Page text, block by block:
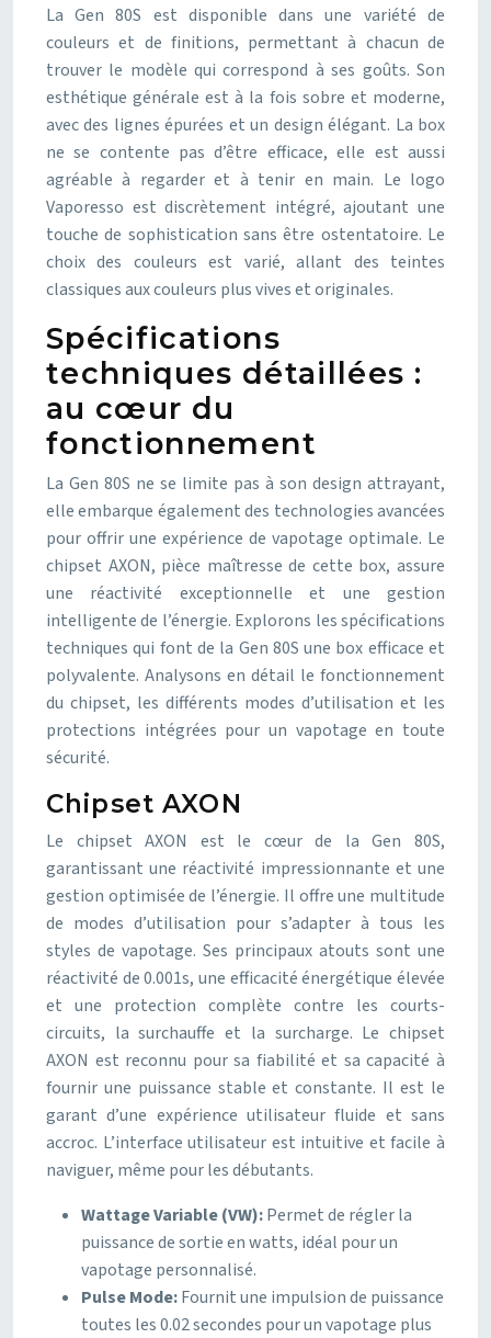
La Gen 80S est disponible dans une variété de
couleurs et de finitions, permettant à chacun de
trouver le modèle qui correspond à ses goûts. Son
esthétique générale est à la fois sobre et moderne,
avec des lignes épurées et un design élégant. La box
ne se contente pas d’être efficace, elle est aussi
agréable à regarder et à tenir en main. Le logo
Vaporesso est discrètement intégré, ajoutant une
touche de sophistication sans être ostentatoire. Le
choix des couleurs est varié, allant des teintes
classiques aux couleurs plus vives et originales.
Spécifications
techniques détaillées :
au cœur du
fonctionnement
La Gen 80S ne se limite pas à son design attrayant,
elle embarque également des technologies avancées
pour offrir une expérience de vapotage optimale. Le
chipset AXON, pièce maîtresse de cette box, assure
une réactivité exceptionnelle et une gestion
intelligente de l’énergie. Explorons les spécifications
techniques qui font de la Gen 80S une box efficace et
polyvalente. Analysons en détail le fonctionnement
du chipset, les différents modes d’utilisation et les
protections intégrées pour un vapotage en toute
sécurité.
Chipset AXON
Le chipset AXON est le cœur de la Gen 80S,
garantissant une réactivité impressionnante et une
gestion optimisée de l’énergie. Il offre une multitude
de modes d’utilisation pour s’adapter à tous les
styles de vapotage. Ses principaux atouts sont une
réactivité de 0.001s, une efficacité énergétique élevée
et une protection complète contre les courts-
circuits, la surchauffe et la surcharge. Le chipset
AXON est reconnu pour sa fiabilité et sa capacité à
fournir une puissance stable et constante. Il est le
garant d’une expérience utilisateur fluide et sans
accroc. L’interface utilisateur est intuitive et facile à
naviguer, même pour les débutants.
Wattage Variable (VW):Permet de régler la
puissance de sortie en watts, idéal pour un
vapotage personnalisé.
Pulse Mode:Fournit une impulsion de puissance
toutes les 0.02 secondes pour un vapotage plus